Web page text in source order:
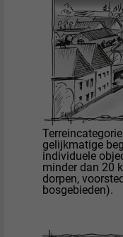
gelijkmatige
individuele
minder dan 20
dorpen,
bosgebieden).